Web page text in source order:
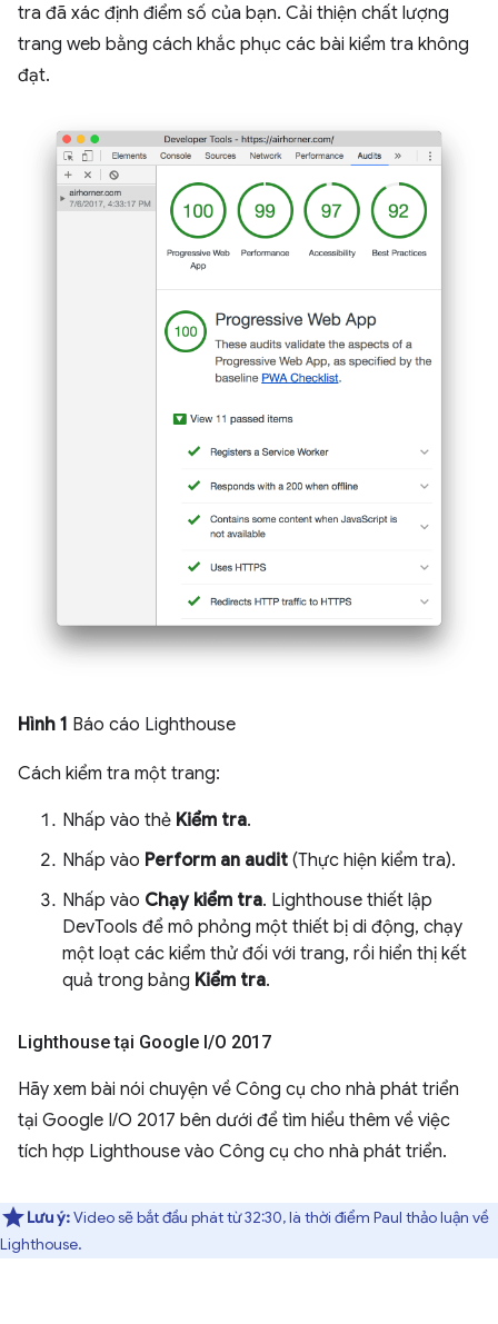
tra đã xác định điểm số của bạn. Cải thiện chất lượng
trang web bằng cách khắc phục các bài kiểm tra không
đạt.
Hình 1 Báo cáo Lighthouse
Cách kiểm tra một trang:
Nhấp vào thẻ Kiểm tra.
Nhấp vào Perform an audit (Thực hiện kiểm tra).
Nhấp vào Chạy kiểm tra. Lighthouse thiết lập
DevTools để mô phỏng một thiết bị di động, chạy
một loạt các kiểm thử đối với trang, rồi hiển thị kết
quả trong bảng Kiểm tra.
Lighthouse tại Google I/O 2017
Hãy xem bài nói chuyện về Công cụ cho nhà phát triển
tại Google I/O 2017 bên dưới để tìm hiểu thêm về việc
tích hợp Lighthouse vào Công cụ cho nhà phát triển.
Lưu ý:Video sẽ bắt đầu phát từ 32:30, là thời điểm Paul thảo luận về
Lighthouse.